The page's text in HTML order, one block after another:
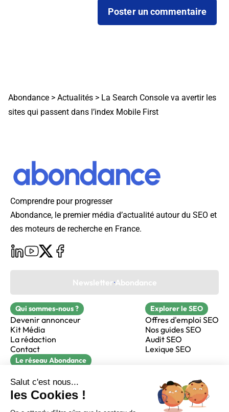
Abondance > Actualités > La Search Console va avertir les
sites qui passent dans l’index Mobile First
Comprendre pour progresser
Abondance, le premier média d’actualité autour du SEO et
des moteurs de recherche en France.
Newsletter Abondance
Qui sommes-nous ?
Devenir annonceur
Kit Média
La rédaction
Contact
Explorer le SEO
Offres d'emploi SEO
Nos guides SEO
Audit SEO
Lexique SEO
Le réseau Abondance
Réacteur
alfie formation